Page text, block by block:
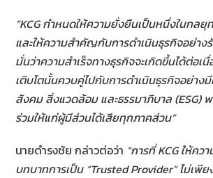
“KCG กำหนดให้ความยั่งยืนเป็นหนึ่งในกล
และให้ความสำคัญกับการดำเนินธุรกิจอย่าง
มั่นว่าความสำเร็จทางธุรกิจจะเกิดขึ้นได้ต่อเ
เติบโตนั้นควบคู่ไปกับการดำเนินธุรกิจอย่าง
สังคม สิ่งแวดล้อม และธรรมาภิบาล (ESG)
ร่วมให้แก่ผู้มีส่วนได้เสียทุกภาคส่วน”
นายดำรงชัย กล่าวต่อว่า “การที่KCG ให้ค
บทบาทการเป็น “Trusted Provider” ไม่เพี